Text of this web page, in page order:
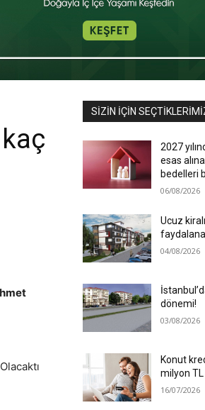
SIZIN İÇIN
2027
esas
bedelleri
06/08/2026
Ucuz
04/08/2026
dönemi!
03/08/2026
Konut
milyon
16/07/2026